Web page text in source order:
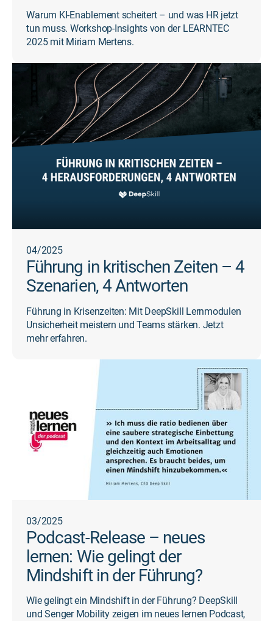
Warum KI-Enablement scheitert – und was HR jetzt
tun muss. Workshop-Insights von der LEARNTEC
2025 mit Miriam Mertens.
04/2025
Führung in kritischen Zeiten – 4
Szenarien, 4 Antworten
Führung in Krisenzeiten: Mit DeepSkill Lernmodulen
Unsicherheit meistern und Teams stärken. Jetzt
mehr erfahren.
03/2025
Podcast-Release – neues
lernen: Wie gelingt der
Mindshift in der Führung?
Wie gelingt ein Mindshift in der Führung? DeepSkill
und Senger Mobility zeigen im neues lernen Podcast,